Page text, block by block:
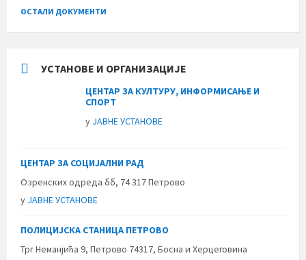
ОСТАЛИ ДОКУМЕНТИ
УСТАНОВЕ И ОРГАНИЗАЦИЈЕ
ЦЕНТАР ЗА КУЛТУРУ, ИНФОРМИСАЊЕ И
СПОРТ
у ЈАВНЕ УСТАНОВЕ
ЦЕНТАР ЗА СОЦИЈАЛНИ РАД
Озренских одреда бб, 74 317 Петрово
у ЈАВНЕ УСТАНОВЕ
ПОЛИЦИЈСКА СТАНИЦА ПЕТРОВО
Трг Неманјића 9, Петрово 74317, Босна и Херцеговина